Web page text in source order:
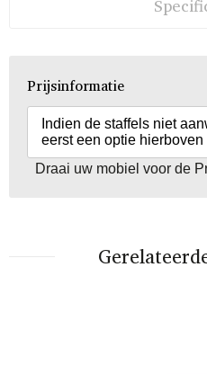
Prijsinformatie
Indien de staffels niet
eerst een optie hierboven
Draai uw mobiel voor de